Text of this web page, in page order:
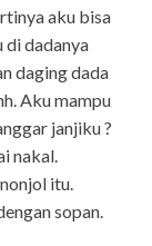
aku bisa
di dadanya
daging dada
Aku mampu
janjiku ?
nakal.
itu.
sopan.